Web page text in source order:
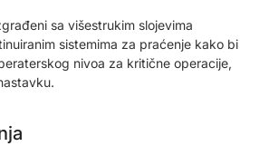
sa višestrukim slojevima
sistemima za praćenje kako bi
nivoa za kritične operacije,